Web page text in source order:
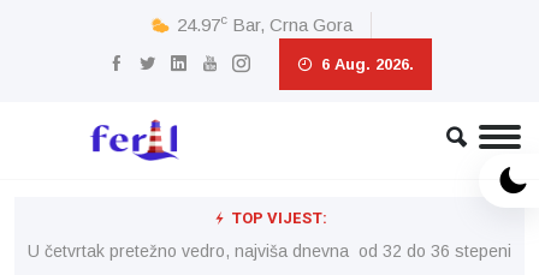
24.97c Bar, Crna Gora
6 Aug. 2026.
TOP VIJEST:
U četvrtak pretežno vedro, najviša dnevna od 32 do 36 stepeni